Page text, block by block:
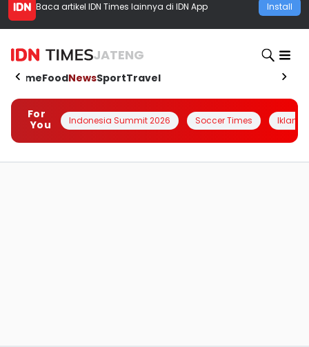
Baca artikel IDN Times lainnya di IDN App Install
JATENG
HomeFoodNewsSportTravel
For
You
Indonesia Summit 2026 Soccer Times Iklanin